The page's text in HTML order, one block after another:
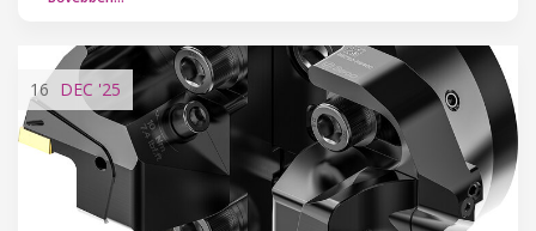
16 DEC '25